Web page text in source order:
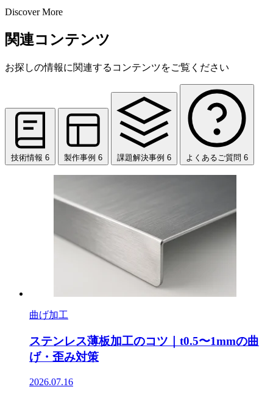
Discover More
関連コンテンツ
お探しの情報に関連するコンテンツをご覧ください
技術情報 6 製作事例 6 課題解決事例 6 よくあるご質問 6
曲げ加工
ステンレス薄板加工のコツ｜t0.5〜1mmの曲
げ・歪み対策
2026.07.16